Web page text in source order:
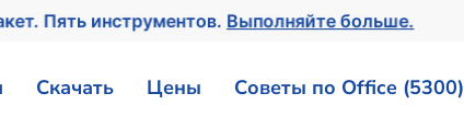
Пять инструментов.Выполняйте больше.
Скачать Цены Советы по Office (5300)